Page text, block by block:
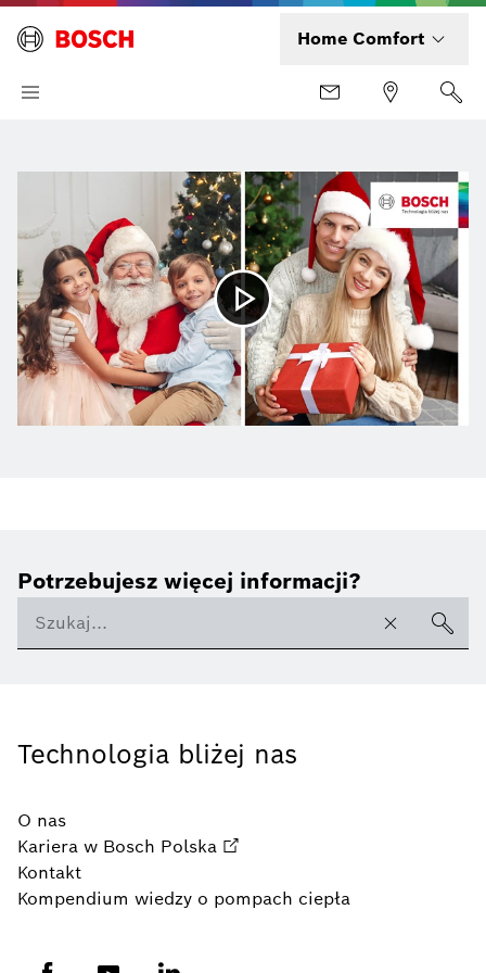
Home Comfort
Potrzebujesz więcej informacji?
Technologia bliżej nas
O nas
Kariera w Bosch Polska
Kontakt
Kompendium wiedzy o pompach ciepła